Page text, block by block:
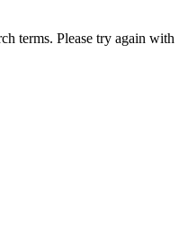
terms. Please try again with